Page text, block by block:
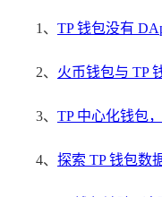
1、 TP 钱包没有
2、 火币钱包与 TP
3、 TP 中心化钱包
4、 探索 TP 钱包数